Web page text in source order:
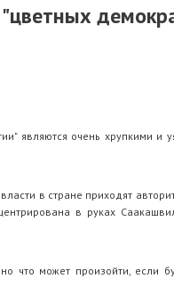
"цветных
являются очень хрупкими
в стране приходят
в руках
что может произойти, если